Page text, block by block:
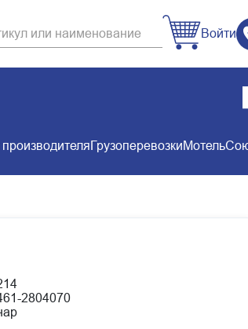
Войти
ГрузоперевозкиМотель
2804070